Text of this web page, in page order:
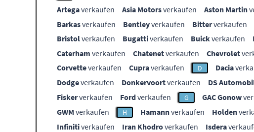
Artegaverkaufen Asia Motorsverkaufen Aston Martin
Barkasverkaufen Bentleyverkaufen Bitterverkaufen
Bristolverkaufen Bugattiverkaufen Buickverkaufen
Caterham verkaufen Chatenetverkaufen Chevrolet
Corvetteverkaufen Cupraverkaufen D Dacia
Dodgeverkaufen Donkervoortverkaufen DS
Fiskerverkaufen Fordverkaufen G GAC Gonow
GWM verkaufen H Hamannverkaufen Holden
Infinitiverkaufen Iran Khodroverkaufen Isdera